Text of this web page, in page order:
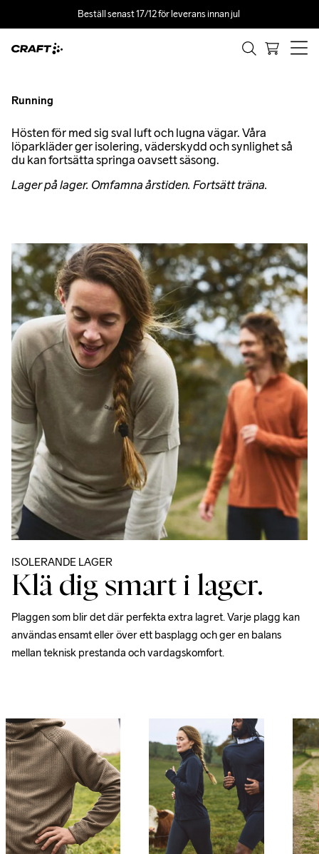
Beställ senast 17/12 för leverans innan jul
LÖPNING I
ALLA VÄDER.
Klä dig smart i lager med plagg och tillbehör för löpning i alla
Running
Hösten för med sig sval luft och lugna vägar. Våra
löparkläder ger isolering, väderskydd och synlighet så
du kan fortsätta springa oavsett säsong.
Lager på lager. Omfamna årstiden. Fortsätt träna.
ISOLERANDE LAGER
Klä dig smart i lager.
Plaggen som blir det där perfekta extra lagret. Varje plagg kan
användas ensamt eller över ett basplagg och ger en balans
mellan teknisk prestanda och vardagskomfort.